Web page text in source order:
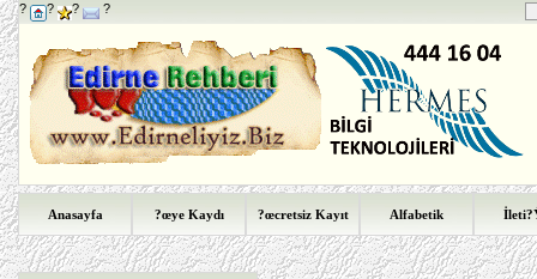
? ? ? ?
Anasayfa ?œye Kaydı ?œcretsiz Kayıt Alfabetik